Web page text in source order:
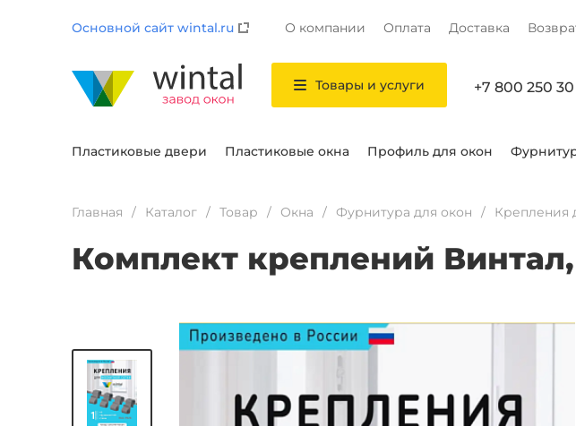
Основной сайт wintal.ru О компании Оплата Доставка
Товары и услуги +7 800 250
Пластиковые двери Пластиковые окна Профиль для окон
Главная Каталог Товар Окна Фурнитура для окон Крепления
Комплект креплений